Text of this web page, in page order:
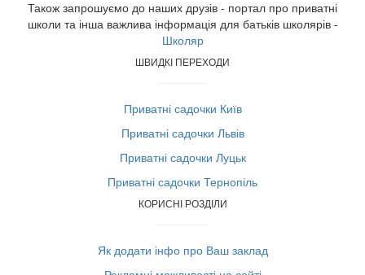
Також запрошуємо до наших друзів - портал про приватні
школи та інша важлива інформація для батьків школярів -
Школяр
ШВИДКІ ПЕРЕХОДИ
Приватні садочки Київ
Приватні садочки Львів
Приватні садочки Луцьк
Приватні садочки Тернопіль
КОРИСНІ РОЗДІЛИ
Як додати інфо про Ваш заклад